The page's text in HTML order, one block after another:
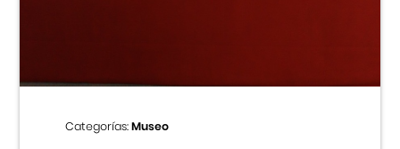
Cursos
Museo de la Inmigración Japonesa
Categorías:Museo